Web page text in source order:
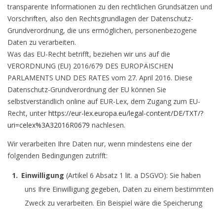
transparente Informationen zu den rechtlichen Grundsätzen und
Vorschriften, also den Rechtsgrundlagen der Datenschutz-
Grundverordnung, die uns ermöglichen, personenbezogene
Daten zu verarbeiten.
Was das EU-Recht betrifft, beziehen wir uns auf die
VERORDNUNG (EU) 2016/679 DES EUROPÄISCHEN
PARLAMENTS UND DES RATES vom 27. April 2016. Diese
Datenschutz-Grundverordnung der EU können Sie
selbstverständlich online auf EUR-Lex, dem Zugang zum EU-
Recht, unter https://eur-lex.europa.eu/legal-content/DE/TXT/?
uri=celex%3A32016R0679 nachlesen.
Wir verarbeiten Ihre Daten nur, wenn mindestens eine der
folgenden Bedingungen zutrifft:
Einwilligung (Artikel 6 Absatz 1 lit. a DSGVO): Sie haben
uns Ihre Einwilligung gegeben, Daten zu einem bestimmten
Zweck zu verarbeiten. Ein Beispiel wäre die Speicherung